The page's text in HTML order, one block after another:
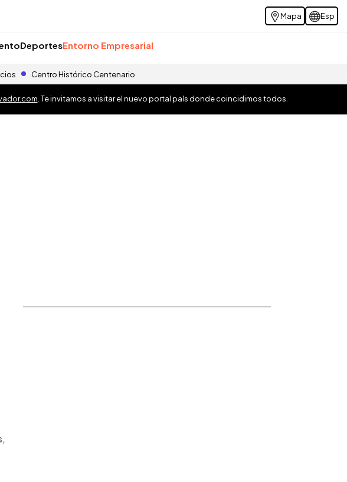
Mapa Esp
DeportesEntorno Empresarial
Centro Histórico Centenario
. Te invitamos a visitar el nuevo portal país donde coincidimos todos.